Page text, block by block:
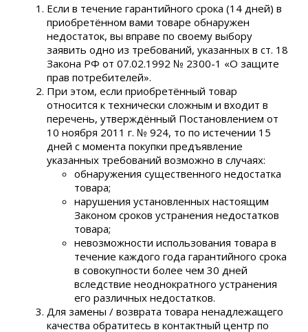
Если в течение гарантийного срока (14 дней) в
приобретённом вами товаре обнаружен
недостаток, вы вправе по своему выбору
заявить одно из требований, указанных в ст. 18
Закона РФ от 07.02.1992 № 2300-1 «О защите
прав потребителей».
При этом, если приобретённый товар
относится к технически сложным и входит в
перечень, утверждённый Постановлением от
10 ноября 2011 г. № 924, то по истечении 15
дней с момента покупки предъявление
указанных требований возможно в случаях:
обнаружения существенного недостатка
товара;
нарушения установленных настоящим
Законом сроков устранения недостатков
товара;
невозможности использования товара в
течение каждого года гарантийного срока
в совокупности более чем 30 дней
вследствие неоднократного устранения
его различных недостатков.
Для замены / возврата товара ненадлежащего
качества обратитесь в контактный центр по